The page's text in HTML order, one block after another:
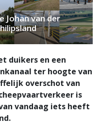
Johan van der
duikers en een
ter hoogte van
overschot van
is
vandaag iets heeft